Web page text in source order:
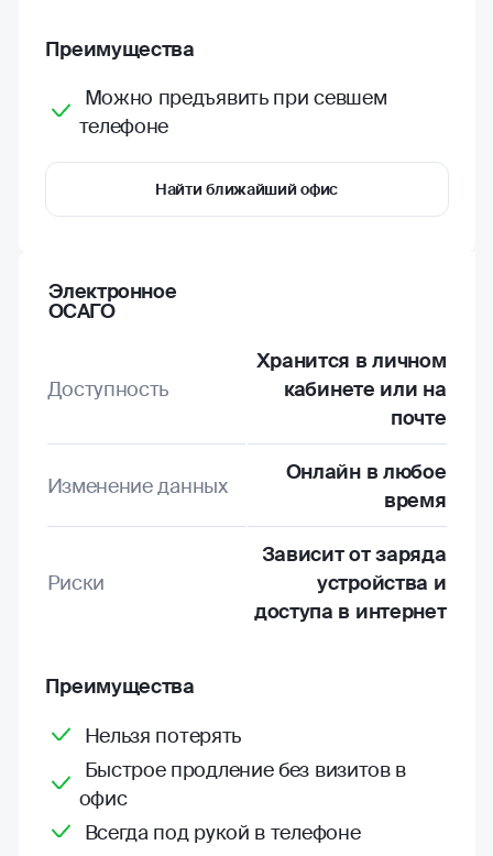
Преимущества
Можно предъявить при севшем
телефоне
Найти ближайший офис
Электронное
ОСАГО
Доступность
Хранится в личном
кабинете или на
почте
Изменение данных
Онлайн в любое
время
Риски
Зависит от заряда
устройства и
доступа в интернет
Преимущества
Нельзя потерять
Быстрое продление без визитов в
офис
Всегда под рукой в телефоне